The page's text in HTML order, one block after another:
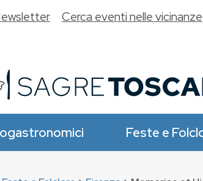
Feste e
Cerca eventi nelle vicinanze